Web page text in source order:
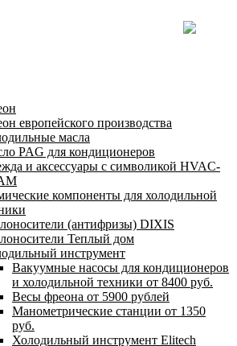
европейского производства
масла
PAG для кондиционеров
и аксессуары с символикой HVAC-
компоненты для холодильной
(антифризы) DIXIS
Теплый дом
инструмент
Вакуумные насосы для кондиционеров
и холодильной техники от 8400 руб.
Весы фреона от 5900 рублей
Манометрические станции от 1350
руб.
Холодильный инструмент Elitech